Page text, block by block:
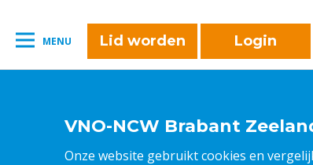
MENU Lid worden Login
VNO-NCW Brabant
Onze website gebruikt cookies en